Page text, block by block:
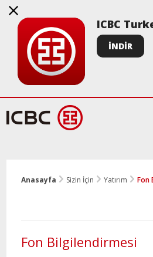
ICBC
İNDİR
Anasayfa Sizin İçin Yatırım Fon
Fon Bilgilendirmesi